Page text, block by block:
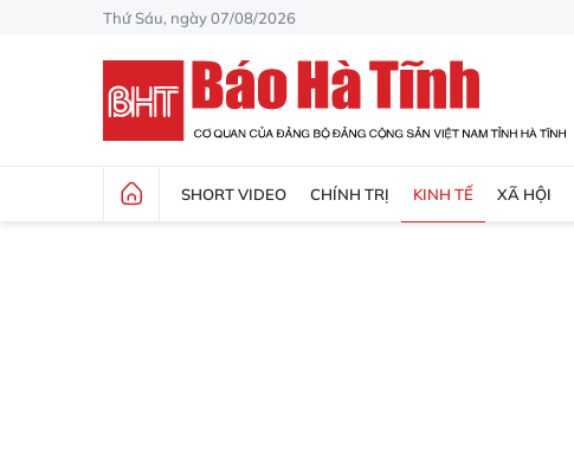
Thứ Sáu, ngày 07/08/2026
SHORT VIDEO CHÍNH TRỊ KINH TẾ XÃ HỘI